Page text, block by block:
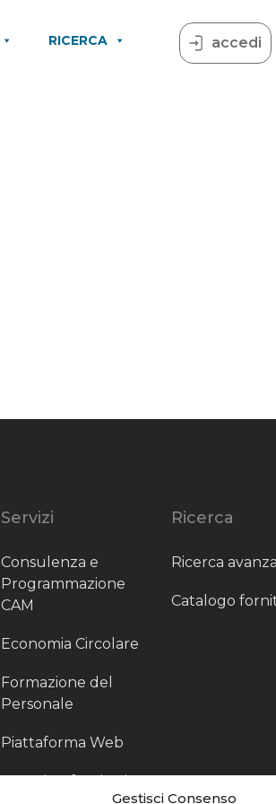
Gestisci Consenso
RICERCA accedi
Servizi
Consulenza e
Programmazione
CAM
Economia Circolare
Formazione del
Personale
Piattaforma Web
Scouting fornitori
Ricerca
Ricerca
Catalogo